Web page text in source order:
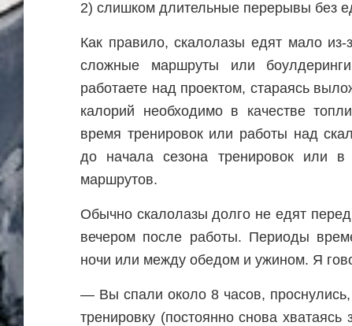
2) слишком длительные перерывы без
Как правило, скалолазы едят мало
сложные маршруты или
работаете над проектом, стараясь
калорий необходимо в качестве
время тренировок или работы над
до начала сезона тренировок или
маршрутов.
Обычно скалолазы долго не едят
вечером после работы. Периоды
ночи или между обедом и ужином. Я
— Вы спали около 8 часов,
тренировку (постоянно снова